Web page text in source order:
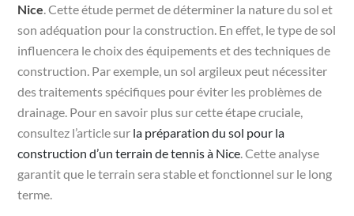
Nice. Cette étude permet de déterminer la nature du sol et
son adéquation pour la construction. En effet, le type de sol
influencera le choix des équipements et des techniques de
construction. Par exemple, un sol argileux peut nécessiter
des traitements spécifiques pour éviter les problèmes de
drainage. Pour en savoir plus sur cette étape cruciale,
consultez l’article sur la préparation du sol pour la
construction d’un terrain de tennis à Nice. Cette analyse
garantit que le terrain sera stable et fonctionnel sur le long
terme.